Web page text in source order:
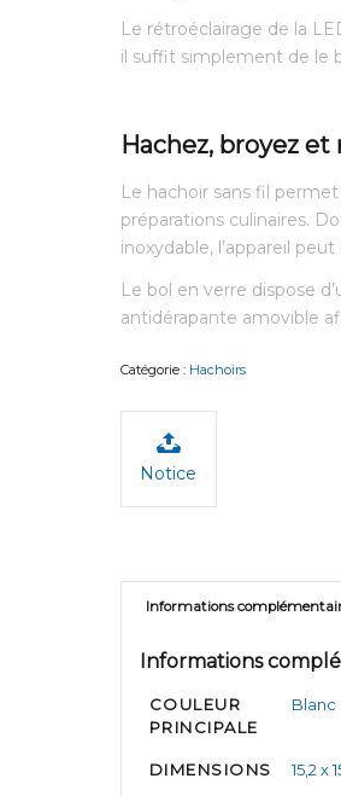
Le rétroéclairage de la
il suffit simplement de le
Hachez, broyez
Le hachoir sans fil
préparations culinaires.
inoxydable, l’appareil
Le bol en verre dispose
antidérapante amovible
Catégorie : Hachoirs
Notice
Informations
Informations
COULEUR
PRINCIPALE
Blanc
DIMENSIONS 15,2 x